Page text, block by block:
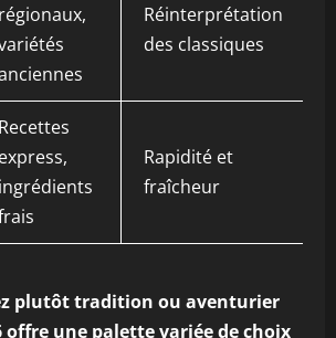
régionaux,
Réinterprétation
des classiques
Recettes
express,
ingrédients
Rapidité et
fraîcheur
plutôt tradition ou aventurier
offre une palette variée de choix